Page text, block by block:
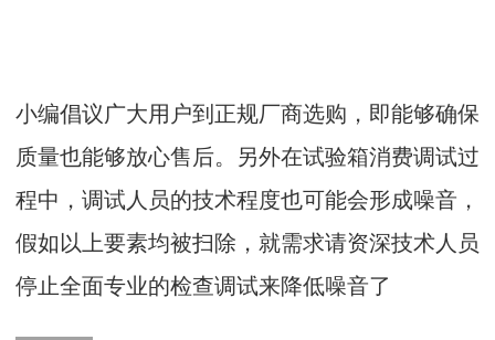
小编倡议广大用户到正规厂商选购，即能够确保
质量也能够放心售后。另外在试验箱消费调试过
程中，调试人员的技术程度也可能会形成噪音，
假如以上要素均被扫除，就需求请资深技术人员
停止全面专业的检查调试来降低噪音了